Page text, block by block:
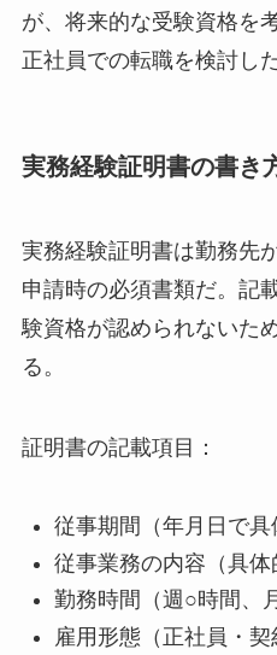
が、将来的な受験資格を
正社員での転職を検討した
実務経験証明書の書き
実務経験証明書は勤務先
申請時の必須書類だ。記
験資格が認められないた
る。
証明書の記載項目：
従事期間（年月日で具
従事業務の内容（具体
勤務時間（週○時間、
雇用形態（正社員・契